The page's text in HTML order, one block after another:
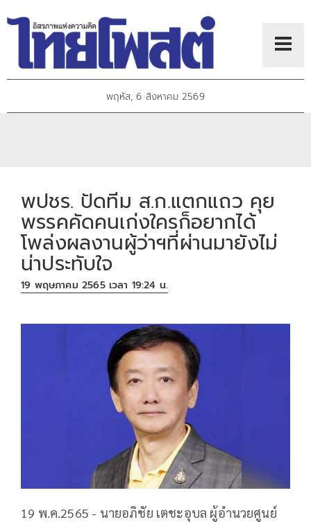
พฤหัส, 6 สิงหาคม 2569
พปชร. ปัดทีม ส.ก.แตกแถว คุย
พรรคคัดคนเก่งใครก็อยากได้
โพล่งผลงานผู้ว่าฯที่ผ่านมายังไม่
น่าประทับใจ
19 พฤษภาคม 2565 เวลา 19:24 น.
19​ พ.ค.2565 - นายอภิชัย เตชะอุบล ผู้อำนวยศูนย์